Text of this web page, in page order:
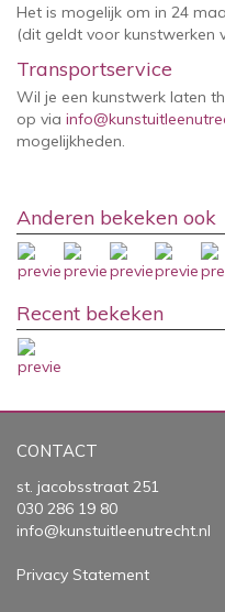
Het is mogelijk om in 24
(dit geldt voor kunstwerken
Transportservice
Wil je een kunstwerk laten
op via
mogelijkheden.
Anderen bekeken ook
Recent bekeken
CONTACT
st. jacobsstraat 251
030 286 19 80
info@kunstuitleenutrecht.nl
Privacy Statement